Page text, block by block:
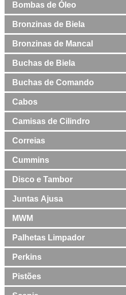
Bombas de Óleo
Bronzinas de Biela
Bronzinas de Mancal
Buchas de Biela
Buchas de Comando
Cabos
Camisas de Cilindro
Correias
Cummins
Disco e Tambor
Juntas Ajusa
MWM
Palhetas Limpador
Perkins
Pistões